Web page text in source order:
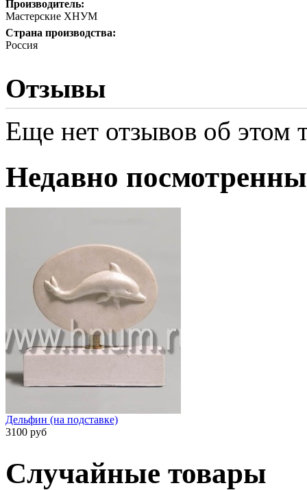
Производитель:
Мастерские ХНУМ
Страна производства:
Россия
Отзывы
Еще нет отзывов об этом
Недавно
Дельфин (на подставке)
3100 руб
Случайные товары